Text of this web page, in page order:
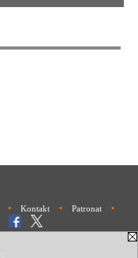
• Kontakt • Patronat •